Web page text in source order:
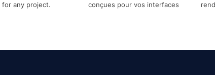
for any project.
conçues pour vos interfaces